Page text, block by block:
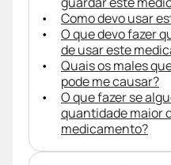
Como devo usar
O que devo fazer
de usar este
Quais os males
pode me causar?
O que fazer se
quantidade maior
medicamento?